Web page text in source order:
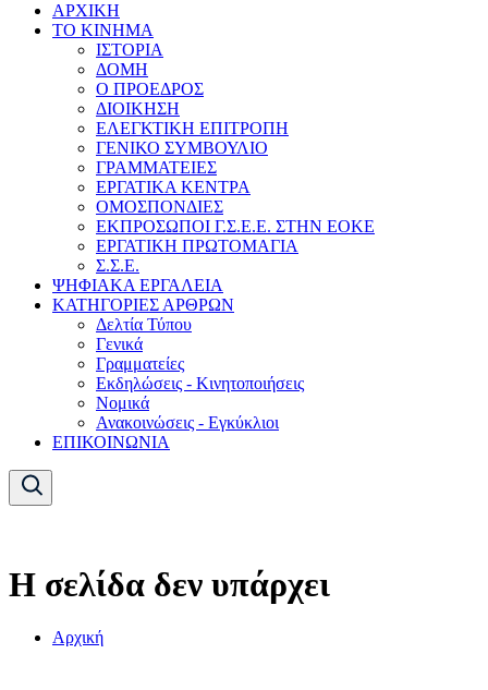
ΑΡΧΙΚΗ
ΤΟ ΚΙΝΗΜΑ
ΙΣΤΟΡΙΑ
ΔΟΜΗ
Ο ΠΡΟΕΔΡΟΣ
ΔΙΟΙΚΗΣΗ
ΕΛΕΓΚΤΙΚΗ ΕΠΙΤΡΟΠΗ
ΓΕΝΙΚΟ ΣΥΜΒΟΥΛΙΟ
ΓΡΑΜΜΑΤΕΙΕΣ
ΕΡΓΑΤΙΚΑ ΚΕΝΤΡΑ
ΟΜΟΣΠΟΝΔΙΕΣ
ΕΚΠΡΟΣΩΠΟΙ Γ.Σ.Ε.Ε. ΣΤΗΝ ΕΟΚΕ
ΕΡΓΑΤΙΚΗ ΠΡΩΤΟΜΑΓΙΑ
Σ.Σ.Ε.
ΨΗΦΙΑΚΑ ΕΡΓΑΛΕΙΑ
ΚΑΤΗΓΟΡΙΕΣ ΑΡΘΡΩΝ
Δελτία Τύπου
Γενικά
Γραμματείες
Εκδηλώσεις - Κινητοποιήσεις
Νομικά
Ανακοινώσεις - Εγκύκλιοι
ΕΠΙΚΟΙΝΩΝΙΑ
Η σελίδα δεν υπάρχει
Αρχική